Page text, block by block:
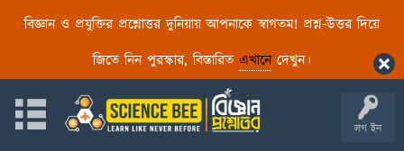
বিজ্ঞান ও প্রযুক্তির প্রশ্নোত্তর দুনিয়ায় আপনাকে স্বাগতম! প্রশ্ন-উত্তর দিয়ে
জিতে নিন পুরস্কার, বিস্তারিত এখানেদেখুন।
লগ ইন